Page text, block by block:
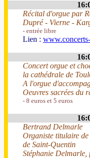
Récital d'orgue par
Dupré - Vierne -
- entrée libre
Lien :
Concert orgue et
la cathédrale de
A l'orgue
Oeuvres sacrées du
- 8 euros et 5 euros
Bertrand Delmarle
Organiste titulaire
de Saint-Quentin
Stéphanie Delmarle,